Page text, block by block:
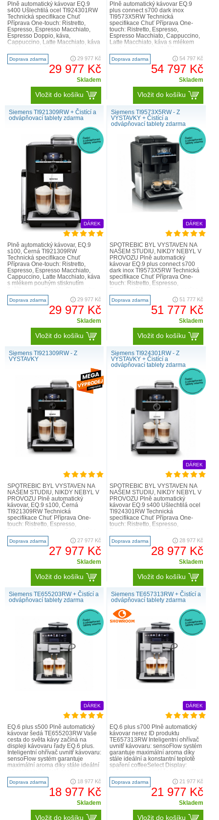
Plně automatický kávovar EQ.9
s400 Ušlechtilá ocel TI924301RW
Technická specifikace Chuť
Příprava One-touch: Ristretto,
Espresso, Espresso Macchiato,
Espresso Doppio, káva,
Cappuccino, Latte Macchiato, káva
tlačítka aromaDouble Shot - extra ..
Doprava zdarma 29 977 Kč
29 977 Kč
Skladem
Vložit do košíku
Plně automatický kávovar EQ.9
plus connect s700 dark inox
TI9573X5RW Technická
specifikace Chuť Příprava One-
touch: Ristretto, Espresso,
Espresso Macchiato, Cappuccino,
Latte Macchiato, káva s mlékem
baristaMode: další možnosti
nastavení aro..
Doprava zdarma 54 797 Kč
54 797 Kč
Skladem
Vložit do košíku
Siemens TI921309RW + Čistící a
odvápňovací tablety zdarma
DÁREK
Plně automatický kávovar, EQ.9
s100, Černá TI921309RW
Technická specifikace Chuť
Příprava One-touch: Ristretto,
Espresso, Espresso Macchiato,
Cappuccino, Latte Macchiato, káva
s mlékem pouhým stisknutím
silná káva při zachování správné..
Doprava zdarma 29 977 Kč
29 977 Kč
Skladem
Vložit do košíku
Siemens TI9573X5RW - Z
VÝSTAVKY + Čistící a
odvápňovací tablety zdarma
DÁREK
SPOTŘEBIČ BYL VYSTAVEN NA
NAŠEM STUDIU, NIKDY NEBYL V
PROVOZU Plně automatický
kávovar EQ.9 plus connect s700
dark inox TI9573X5RW Technická
specifikace Chuť Příprava One-
touch: Ristretto, Espresso,
Latte Macchiato, káva s mlékem
pou..
Doprava zdarma 51 777 Kč
51 777 Kč
Skladem
Vložit do košíku
Siemens TI921309RW - Z
VÝSTAVKY
SPOTŘEBIČ BYL VYSTAVEN NA
NAŠEM STUDIU, NIKDY NEBYL V
PROVOZU Plně automatický
kávovar, EQ.9 s100, Černá
TI921309RW Technická
specifikace Chuť Příprava One-
touch: Ristretto, Espresso,
Latte Macchiato, káva s mlékem
pouhým stisknutím tl..
Doprava zdarma 27 977 Kč
27 977 Kč
Skladem
Vložit do košíku
Siemens TI924301RW - Z
VÝSTAVKY + Čistící a
odvápňovací tablety zdarma
DÁREK
SPOTŘEBIČ BYL VYSTAVEN NA
NAŠEM STUDIU, NIKDY NEBYL V
PROVOZU Plně automatický
kávovar EQ.9 s400 Ušlechtilá ocel
TI924301RW Technická
specifikace Chuť Příprava One-
touch: Ristretto, Espresso,
Doppio, káva, Cappuccino, Latte
Macchiato, ká..
Doprava zdarma 28 977 Kč
28 977 Kč
Skladem
Vložit do košíku
Siemens TE655203RW + Čistící a
odvápňovací tablety zdarma
DÁREK
EQ.6 plus s500 Plně automatický
kávovar šedá TE655203RW Vaše
cesta do světa kávy začíná na
displeji kávovaru řady EQ.6 plus.
Inteligentní ohřívač uvnitř kávovaru:
sensoFlow systém garantuje
maximální aroma díky stále ideální
coffeeSe..
Doprava zdarma 18 977 Kč
18 977 Kč
Skladem
Vložit do košíku
Siemens TE657313RW + Čistící a
odvápňovací tablety zdarma
DÁREK
EQ.6 plus s700 Plně automatický
kávovar nerez ID produktu
TE657313RW Inteligentní ohřívač
uvnitř kávovaru: sensoFlow systém
garantuje maximální aroma díky
stále ideální a konstantní teplotě
spaření coffeeSelect Display:
si vyberete jedn..
Doprava zdarma 21 977 Kč
21 977 Kč
Skladem
Vložit do košíku